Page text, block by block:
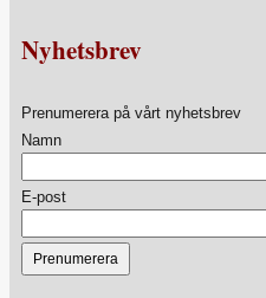
Nyhetsbrev
Prenumerera på vårt nyhetsbrev
Namn
E-post